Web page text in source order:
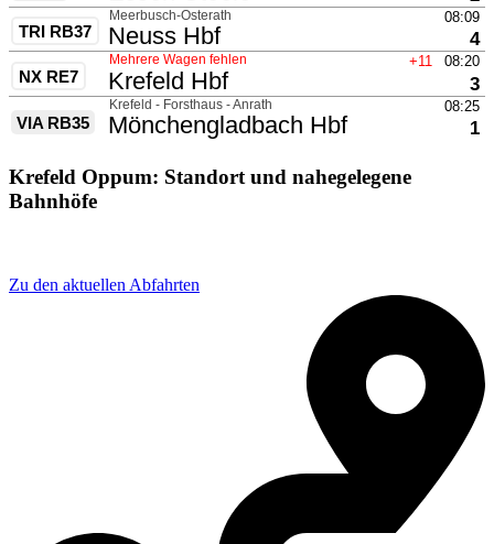
Krefeld Oppum: Standort und nahegelegene
Bahnhöfe
Zu den aktuellen Abfahrten